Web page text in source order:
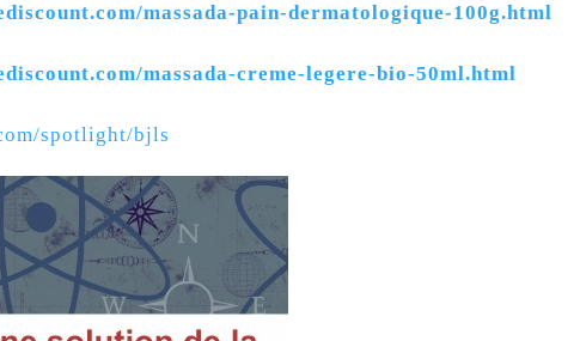
massada-pain-dermatologique-100g.html
massada-creme-legere-bio-50ml.html
spotlight/bjls